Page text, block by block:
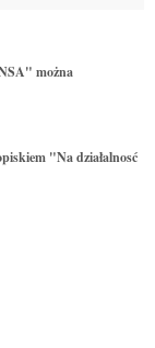
można
"Na działalnosć